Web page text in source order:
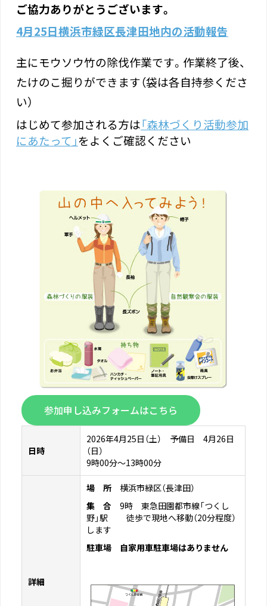
ご協力ありがとうございます。
4月25日横浜市緑区長津田地内の活動報告
主にモウソウ竹の除伐作業です。作業終了後、
たけのこ掘りができます（袋は各自持参くださ
い）
はじめて参加される方は「森林づくり活動参加
にあたって」をよくご確認ください
参加申し込みフォームはこちら
日時
2026年4月25日（土） 予備日 4月26日
（日）
9時00分〜13時00分
詳細
場 所 横浜市緑区（長津田）
集 合 9時 東急田園都市線「つくし
野」駅 徒歩で現地へ移動（20分程度）
します
駐車場
自家用車駐車場はありません